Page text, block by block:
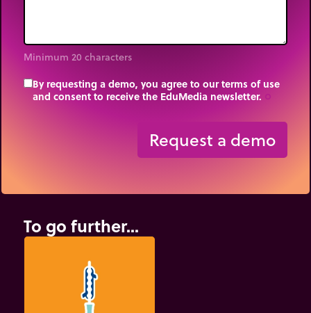
Minimum 20 characters
By requesting a demo, you agree to our terms of use
and consent to receive the EduMedia newsletter.
Request a demo
To go further...